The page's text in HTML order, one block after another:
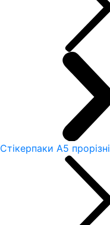
Стікерпаки А5 прорізні